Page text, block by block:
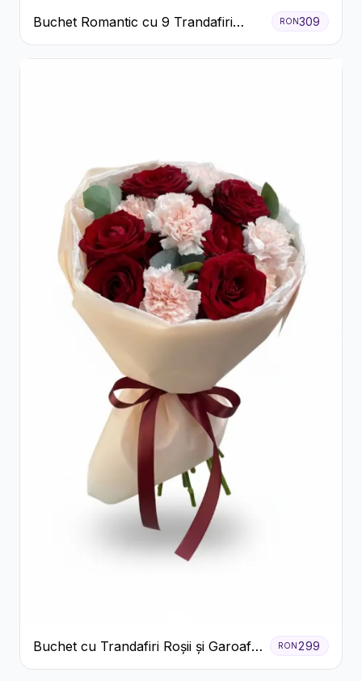
Buchet Romantic cu 9 Trandafiri
Roșii
RON309
Buchet cu Trandafiri Roșii și Garoafe
Roz Pal
RON299